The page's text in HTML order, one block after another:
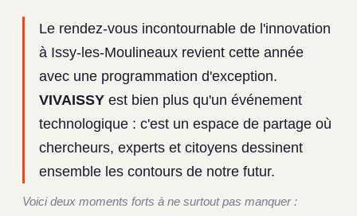
Le rendez-vous incontournable de l'innovation
à Issy-les-Moulineaux revient cette année
avec une programmation d'exception.
VIVAISSY est bien plus qu'un événement
technologique : c'est un espace de partage où
chercheurs, experts et citoyens dessinent
ensemble les contours de notre futur.
Voici deux moments forts à ne surtout pas manquer :